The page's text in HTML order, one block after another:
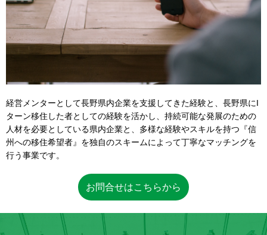
経営メンターとして長野県内企業を支援してきた経験と、長野県にI
ターン移住した者としての経験を活かし、持続可能な発展のための
人材を必要としている県内企業と、多様な経験やスキルを持つ『信
州への移住希望者』を独自のスキームによって丁寧なマッチングを
行う事業です。
お問合せはこちらから